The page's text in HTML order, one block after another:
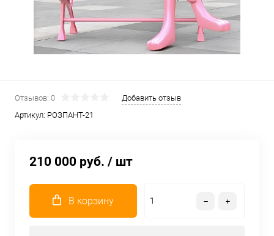
Отзывов: 0
Добавить отзыв
Артикул: РОЗПАНТ-21
210 000 руб. / шт
В корзину